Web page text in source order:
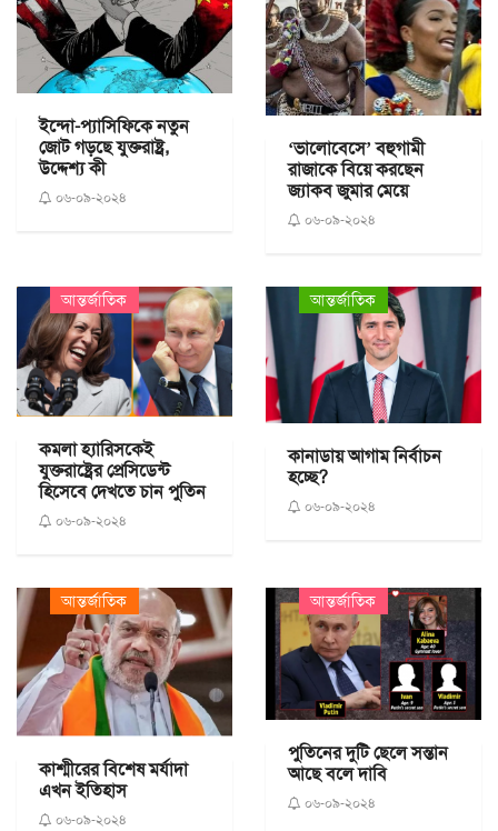
ইন্দো-প্যাসিফিকে নতুন
জোট গড়ছে যুক্তরাষ্ট্র,
উদ্দেশ্য কী
০৬-০৯-২০২৪
‘ভালোবেসে’ বহুগামী
রাজাকে বিয়ে করছেন
জ্যাকব জুমার মেয়ে
০৬-০৯-২০২৪
আন্তর্জাতিক
কমলা হ্যারিসকেই
যুক্তরাষ্ট্রের প্রেসিডেন্ট
হিসেবে দেখতে চান পুতিন
০৬-০৯-২০২৪
আন্তর্জাতিক
কানাডায় আগাম নির্বাচন
হচ্ছে?
০৬-০৯-২০২৪
আন্তর্জাতিক
কাশ্মীরের বিশেষ মর্যাদা
এখন ইতিহাস
০৬-০৯-২০২৪
আন্তর্জাতিক
পুতিনের দুটি ছেলে সন্তান
আছে বলে দাবি
০৬-০৯-২০২৪